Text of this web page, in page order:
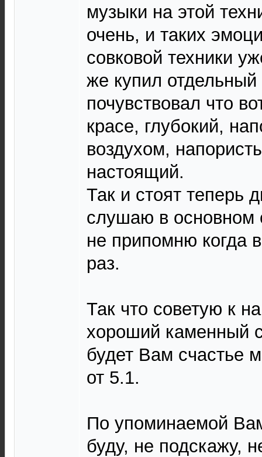
музыки на этой
очень, и таких
совковой техники
же купил отдельный
почувствовал что
красе, глубокий,
воздухом,
настоящий.
Так и стоят теперь
слушаю в основном
не припомню когда
раз.
Так что советую к
хороший каменный
будет Вам счастье
от 5.1.
По упоминаемой
буду, не подскажу,